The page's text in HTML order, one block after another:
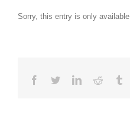
Sorry, this entry is only
Facebook
TwitterLinkedinReddit